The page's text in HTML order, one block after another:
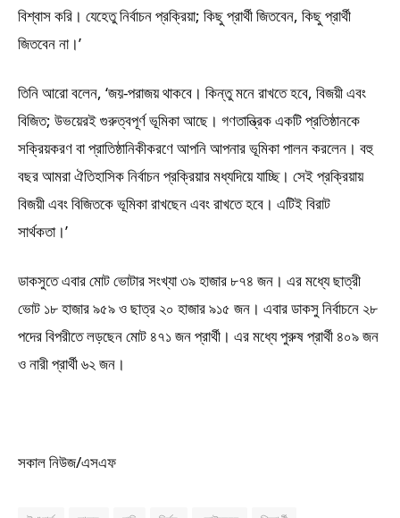
বিশ্বাস করি। যেহেতু নির্বাচন প্রক্রিয়া; কিছু প্রার্থী জিতবেন, কিছু প্রার্থী
জিতবেন না।’
তিনি আরো বলেন, ‘জয়-পরাজয় থাকবে। কিন্তু মনে রাখতে হবে, বিজয়ী এবং
বিজিত; উভয়েরই গুরুত্বপূর্ণ ভূমিকা আছে। গণতান্ত্রিক একটি প্রতিষ্ঠানকে
সক্রিয়করণ বা প্রাতিষ্ঠানিকীকরণে আপনি আপনার ভূমিকা পালন করলেন। বহু
বছর আমরা ঐতিহাসিক নির্বাচন প্রক্রিয়ার মধ্যদিয়ে যাচ্ছি। সেই প্রক্রিয়ায়
বিজয়ী এবং বিজিতকে ভূমিকা রাখছেন এবং রাখতে হবে। এটিই বিরাট
সার্থকতা।’
ডাকসুতে এবার মোট ভোটার সংখ্যা ৩৯ হাজার ৮৭৪ জন। এর মধ্যে ছাত্রী
ভোট ১৮ হাজার ৯৫৯ ও ছাত্র ২০ হাজার ৯১৫ জন। এবার ডাকসু নির্বাচনে ২৮
পদের বিপরীতে লড়ছেন মোট ৪৭১ জন প্রার্থী। এর মধ্যে পুরুষ প্রার্থী ৪০৯ জন
ও নারী প্রার্থী ৬২ জন।
সকাল নিউজ/এসএফ